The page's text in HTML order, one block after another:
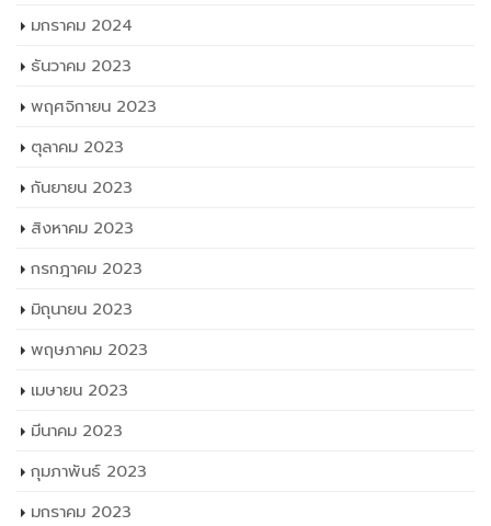
มกราคม 2024
ธันวาคม 2023
พฤศจิกายน 2023
ตุลาคม 2023
กันยายน 2023
สิงหาคม 2023
กรกฎาคม 2023
มิถุนายน 2023
พฤษภาคม 2023
เมษายน 2023
มีนาคม 2023
กุมภาพันธ์ 2023
มกราคม 2023